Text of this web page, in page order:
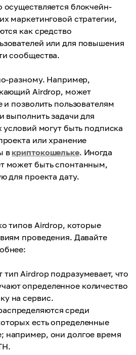
осуществляется блокчейн-
маркетинговой стратегии,
как средство
или для повышения
сообщества.
разному. Например,
Аirdrop, может
и позволить пользователям
выполнить задачи для
условий могут быть подписка
или хранение
вкриптокошельке. Иногда
может быть спонтанным,
для проекта дату.
типов Airdrop, которые
проведения. Давайте
тип Airdrop подразумевает, что
определенное количество
на сервис.
среди
есть определенные
например, они долгое время